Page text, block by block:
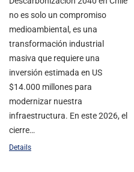
no es solo un compromiso
medioambiental, es una
transformación industrial
masiva que requiere una
inversión estimada en US
$14.000 millones para
modernizar nuestra
infraestructura. En este 2026, el
cierre…
Details